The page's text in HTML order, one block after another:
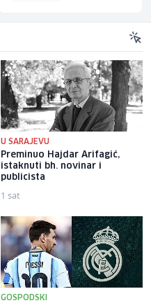
U SARAJEVU
Preminuo Hajdar Arifagić,
istaknuti bh. novinar i
publicista
1 sat
GOSPODSKI